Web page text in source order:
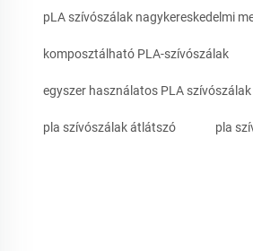
pLA szívószálak nagykereskedelmi
komposztálható PLA-szívószálak
egyszer használatos PLA szívószálak
pla szívószálak átlátszó pla